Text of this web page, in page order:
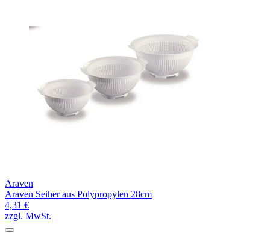
Araven
Araven Seiher aus Polypropylen 28cm
4,31 €
zzgl. MwSt.